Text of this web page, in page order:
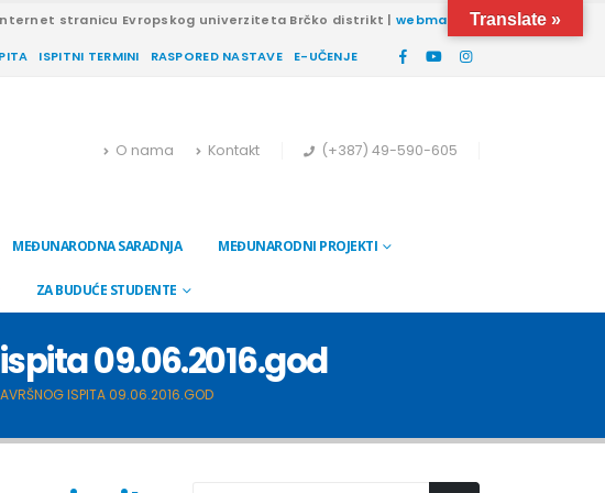
stranicu Evropskog univerziteta Brčko distrikt |webmail
ISPITNI TERMINI RASPORED NASTAVE E-UČENJE
O nama Kontakt (+387) 49-590-605
MEĐUNARODNA SARADNJA MEĐUNARODNI PROJEKTI
ZA BUDUĆE STUDENTE
09.06.2016.god
ISPITA 09.06.2016.GOD
Translate »